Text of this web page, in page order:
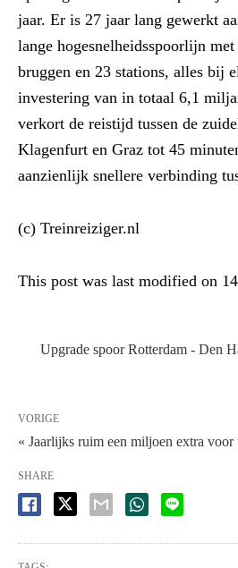
jaar. Er is 27 jaar lang gewerkt
lange hogesnelheidsspoorlijn
bruggen en 23 stations, alles bij
investering van in totaal 6,1
verkort de reistijd tussen de
Klagenfurt en Graz tot 45
aanzienlijk snellere verbinding
(c) Treinreiziger.nl
This post was last modified on
Upgrade spoor Rotterdam - Den
VORIGE
« Jaarlijks ruim een miljoen extra
SHARE